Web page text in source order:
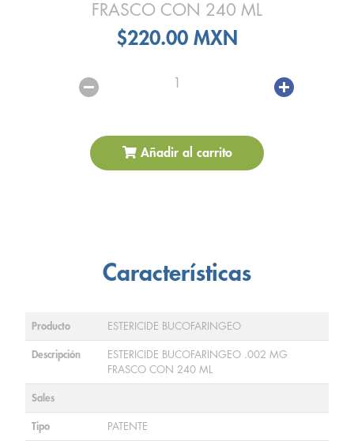
FRASCO CON 240 ML
$220.00 MXN
1
Añadir al carrito
Características
Producto ESTERICIDE BUCOFARINGEO
Descripción
ESTERICIDE BUCOFARINGEO .002 MG
FRASCO CON 240 ML
Sales
Tipo PATENTE